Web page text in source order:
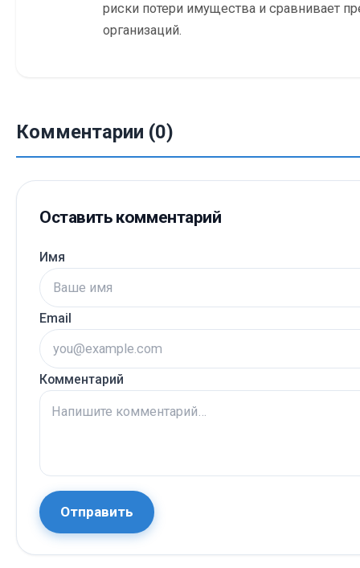
риски потери имущества и сравнивает
организаций.
Комментарии (0)
Оставить комментарий
Имя
Email
Комментарий
Отправить